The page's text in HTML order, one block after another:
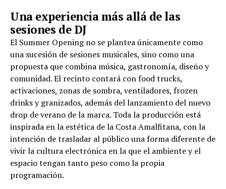
Una experiencia más allá de las
sesiones de DJ
El Summer Opening no se plantea únicamente como
una sucesión de sesiones musicales, sino como una
propuesta que combina música, gastronomía, diseño y
comunidad. El recinto contará con food trucks,
activaciones, zonas de sombra, ventiladores, frozen
drinks y granizados, además del lanzamiento del nuevo
drop de verano de la marca. Toda la producción está
inspirada en la estética de la Costa Amalfitana, con la
intención de trasladar al público una forma diferente de
vivir la cultura electrónica en la que el ambiente y el
espacio tengan tanto peso como la propia
programación.